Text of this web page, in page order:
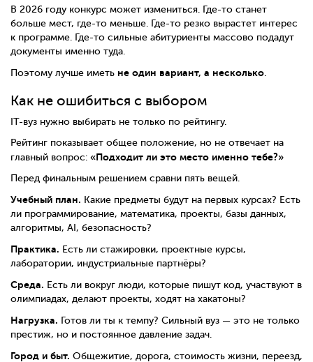
В 2026 году конкурс может измениться. Где-то станет
больше мест, где-то меньше. Где-то резко вырастет интерес
к программе. Где-то сильные абитуриенты массово подадут
документы именно туда.
Поэтому лучше иметь не один вариант, а несколько.
Как не ошибиться с выбором
IT-вуз нужно выбирать не только по рейтингу.
Рейтинг показывает общее положение, но не отвечает на
главный вопрос: «Подходит ли это место именно тебе?»
Перед финальным решением сравни пять вещей.
Учебный план. Какие предметы будут на первых курсах? Есть
ли программирование, математика, проекты, базы данных,
алгоритмы, AI, безопасность?
Практика. Есть ли стажировки, проектные курсы,
лаборатории, индустриальные партнёры?
Среда. Есть ли вокруг люди, которые пишут код, участвуют в
олимпиадах, делают проекты, ходят на хакатоны?
Нагрузка. Готов ли ты к темпу? Сильный вуз — это не только
престиж, но и постоянное давление задач.
Город и быт. Общежитие, дорога, стоимость жизни, переезд,